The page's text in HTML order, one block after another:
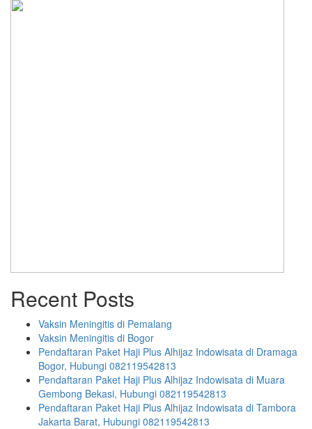
Recent Posts
Vaksin Meningitis di Pemalang
Vaksin Meningitis di Bogor
Pendaftaran Paket Haji Plus Alhijaz Indowisata di Dramaga
Bogor, Hubungi 082119542813
Pendaftaran Paket Haji Plus Alhijaz Indowisata di Muara
Gembong Bekasi, Hubungi 082119542813
Pendaftaran Paket Haji Plus Alhijaz Indowisata di Tambora
Jakarta Barat, Hubungi 082119542813